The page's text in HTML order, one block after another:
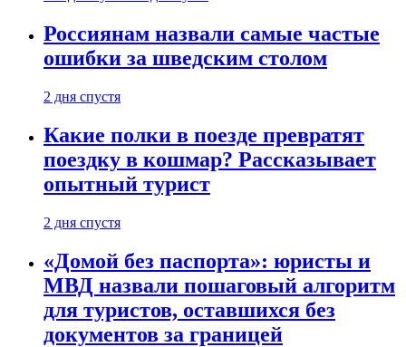
Россиянам назвали самые частые
ошибки за шведским столом
2 дня спустя
Какие полки в поезде превратят
поездку в кошмар? Рассказывает
опытный турист
2 дня спустя
«Домой без паспорта»: юристы и
МВД назвали пошаговый алгоритм
для туристов, оставшихся без
документов за границей